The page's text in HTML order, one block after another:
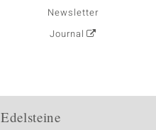
Newsletter
Journal
Edelsteine